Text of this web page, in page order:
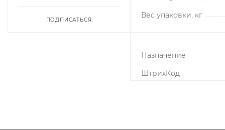
Вес упаковки, кг
Назначение
ШтрихКод
ПОДПИСАТЬСЯ